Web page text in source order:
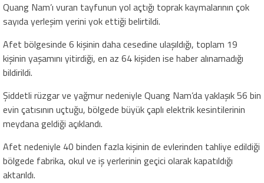
Quang Nam’ı vuran tayfunun yol açtığı toprak kaymalarının çok
sayıda yerleşim yerini yok ettiği belirtildi.
Afet bölgesinde 6 kişinin daha cesedine ulaşıldığı, toplam 19
kişinin yaşamını yitirdiği, en az 64 kişiden ise haber alınamadığı
bildirildi.
Şiddetli rüzgar ve yağmur nedeniyle Quang Nam’da yaklaşık 56 bin
evin çatısının uçtuğu, bölgede büyük çaplı elektrik kesintilerinin
meydana geldiği açıklandı.
Afet nedeniyle 40 binden fazla kişinin de evlerinden tahliye edildiği
bölgede fabrika, okul ve iş yerlerinin geçici olarak kapatıldığı
aktarıldı.